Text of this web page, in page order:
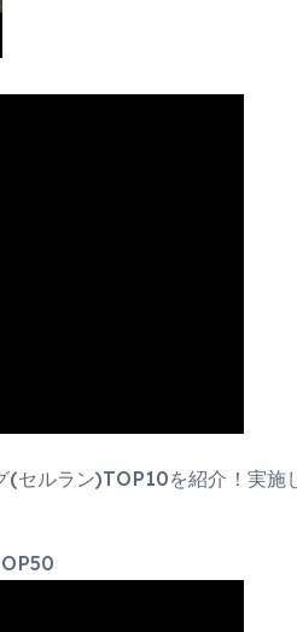
セルラン)TOP10を紹介！実施